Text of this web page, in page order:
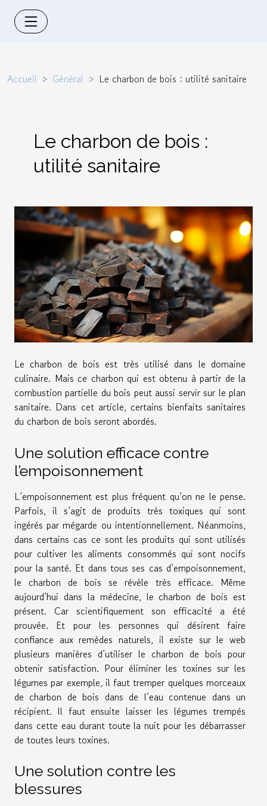
Accueil Général Le charbon de bois : utilité sanitaire
Le charbon de bois :
utilité sanitaire
Le charbon de bois est très utilisé dans le domaine
culinaire. Mais ce charbon qui est obtenu à partir de la
combustion partielle du bois peut aussi servir sur le plan
sanitaire. Dans cet article, certains bienfaits sanitaires
du charbon de bois seront abordés.
Une solution efficace contre
l’empoisonnement
L’empoisonnement est plus fréquent qu’on ne le pense.
Parfois, il s’agit de produits très toxiques qui sont
ingérés par mégarde ou intentionnellement. Néanmoins,
dans certains cas ce sont les produits qui sont utilisés
pour cultiver les aliments consommés qui sont nocifs
pour la santé. Et dans tous ses cas d’empoisonnement,
le charbon de bois se révèle très efficace. Même
aujourd’hui dans la médecine, le charbon de bois est
présent. Car scientifiquement son efficacité a été
prouvée. Et pour les personnes qui désirent faire
confiance aux remèdes naturels, il existe sur le web
plusieurs manières d’utiliser le charbon de bois pour
obtenir satisfaction. Pour éliminer les toxines sur les
légumes par exemple, il faut tremper quelques morceaux
de charbon de bois dans de l’eau contenue dans un
récipient. Il faut ensuite laisser les légumes trempés
dans cette eau durant toute la nuit pour les débarrasser
de toutes leurs toxines.
Une solution contre les
blessures